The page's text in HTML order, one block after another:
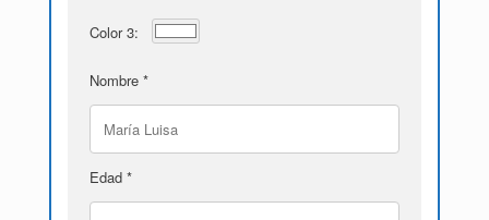
Color 3:
Nombre *
Edad *